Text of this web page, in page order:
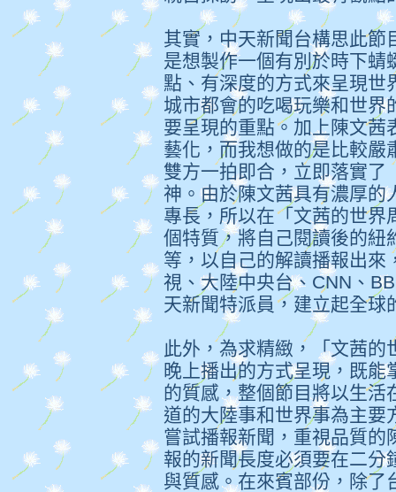
其實，中天新聞台構思此節
是想製作一個有別於時下蜻
點、有深度的方式來呈現世
城市都會的吃喝玩樂和世界
要呈現的重點。加上陳文茜
藝化，而我想做的是比較嚴
雙方一拍即合，立即落實了
神。由於陳文茜具有濃厚的
專長，所以在「文茜的世界
個特質，將自己閱讀後的紐
等，以自己的解讀播報出來
視、大陸中央台、CNN、
天新聞特派員，建立起全球
此外，為求精緻，「文茜的
晚上播出的方式呈現，既
的質感，整個節目將以生活
道的大陸事和世界事為主要
嘗試播報新聞，重視品質的
報的新聞長度必須要在二分
與質感。在來賓部份，除了